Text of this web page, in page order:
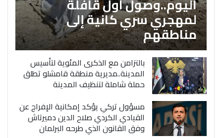
لمهجري سري كانية إلى
مناطقهم
بالتزامن مع الذكرى المئوية لتأسيس
المدينة..مديرية منطقة قامشلو تطلق
حملة شاملة لتنظيف المدينة
مسؤول تركي يؤكد إمكانية الإفراج عن
القيادي الكردي صلاح الدين دميرتاش
وفق القانون الذي طرحه البرلمان